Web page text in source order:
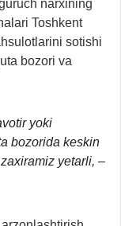
narxining
Toshkent
sotishi
bozori va
yoki
bozorida keskin
yetarli, –